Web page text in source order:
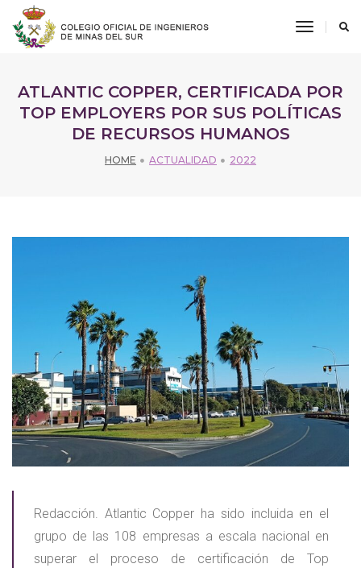
toggle
ATLANTIC COPPER, CERTIFICADA POR
TOP EMPLOYERS POR SUS POLÍTICAS
DE RECURSOS HUMANOS
HOME ACTUALIDAD 2022
Redacción. Atlantic Copper ha sido incluida en el
grupo de las 108 empresas a escala nacional en
superar el proceso de certificación de Top